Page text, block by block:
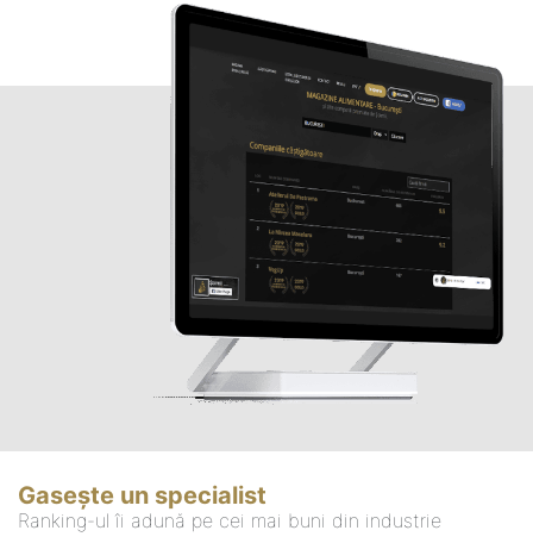
Gasește un specialist
Ranking-ul îi adună pe cei mai buni din industrie